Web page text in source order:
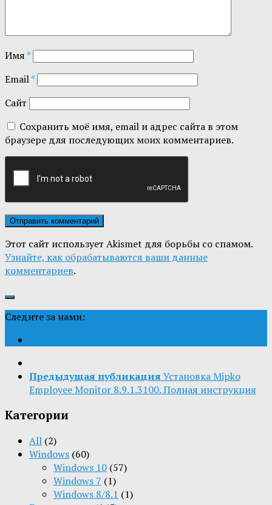
Имя*
Email*
Сайт
Сохранить моё имя, email и адрес сайта в этом
браузере для последующих моих комментариев.
Этот сайт использует Akismet для борьбы со спамом.
Узнайте, как обрабатываются ваши данные
комментариев.
Следите за нами:
Предыдущая публикация Установка Mipko
Employee Monitor 8.9.1.3100. Полная инструкция
Категории
All (2)
Windows (60)
Windows 10 (57)
Windows 7 (1)
Windows 8/8.1 (1)